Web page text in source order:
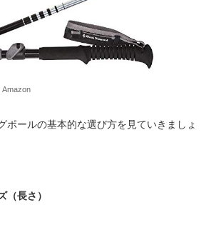
Amazon
ポールの基本的な選び方を見ていきましょ
（長さ）